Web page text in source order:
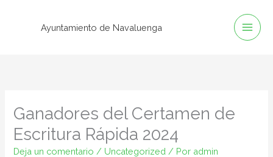
Ayuntamiento de Navaluenga
Ganadores del Certamen de
Escritura Rápida 2024
Deja un comentario / Uncategorized / Por admin